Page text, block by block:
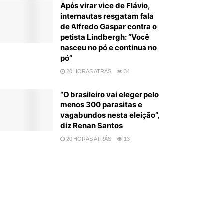
Após virar vice de Flávio,
internautas resgatam fala
de Alfredo Gaspar contra o
petista Lindbergh: “Você
nasceu no pó e continua no
pó”
20 HORAS ATRÁS 34
“O brasileiro vai eleger pelo
menos 300 parasitas e
vagabundos nesta eleição”,
diz Renan Santos
20 HORAS ATRÁS 13